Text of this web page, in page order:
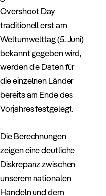
Overshoot Day
traditionell erst am
Weltumwelttag (5. Juni)
bekannt gegeben wird,
werden die Daten für
die einzelnen Länder
bereits am Ende des
Vorjahres festgelegt.
Die Berechnungen
zeigen eine deutliche
Diskrepanz zwischen
unserem nationalen
Handeln und dem